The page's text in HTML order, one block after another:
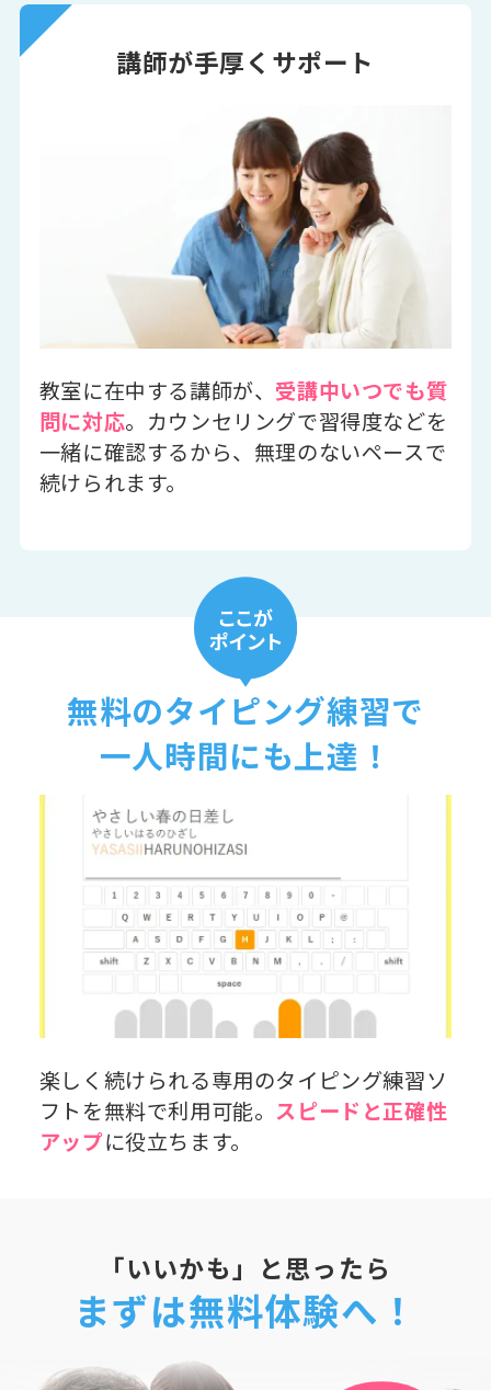
講師が手厚くサポート
教室に在中する講師が、 受講中いつでも質
問に対応。カウンセリングで習得度などを
一緒に確認するから、無理のないペースで
続けられます。
無料のタイピング練習で
一人時間にも上達！
楽しく続けられる専用のタイピング練習ソ
フトを無料で利用可能。 スピードと正確性
アップに役立ちます。
「いいかも」と思ったら
まずは無料体験へ！